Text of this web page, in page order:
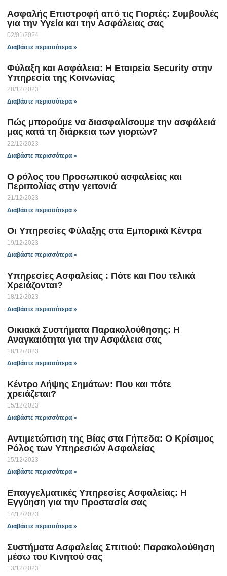
Ασφαλής Επιστροφή από τις Γιορτές: Συμβουλές
για την Υγεία και την Ασφάλειας σας
02/01/2024
Διαβάστε περισσότερα »
Φύλαξη και Ασφάλεια: Η Εταιρεία Security στην
Υπηρεσία της Κοινωνίας
28/12/2023
Διαβάστε περισσότερα »
Πώς μπορούμε να διασφαλίσουμε την ασφάλειά
μας κατά τη διάρκεια των γιορτών?
22/12/2023
Διαβάστε περισσότερα »
Ο ρόλος του Προσωπικού ασφαλείας και
Περιπολίας στην γειτονιά
21/12/2023
Διαβάστε περισσότερα »
Οι Υπηρεσίες Φύλαξης στα Εμπορικά Κέντρα
19/12/2023
Διαβάστε περισσότερα »
Yπηρεσίες Ασφαλείας : Πότε και Που τελικά
Χρειάζονται?
18/12/2023
Διαβάστε περισσότερα »
Οικιακά Συστήματα Παρακολούθησης: Η
Αναγκαιότητα για την Ασφάλεια σας
18/12/2023
Διαβάστε περισσότερα »
Κέντρο Λήψης Σημάτων: Που και πότε
χρειάζεται?
15/12/2023
Διαβάστε περισσότερα »
Αντιμετώπιση της Βίας στα Γήπεδα: O Κρίσιμος
Ρόλος των Υπηρεσιών Ασφαλείας
15/12/2023
Διαβάστε περισσότερα »
Επαγγελματικές Υπηρεσίες Ασφαλείας: Η
Εγγύηση για την Προστασία σας
14/12/2023
Διαβάστε περισσότερα »
Συστήματα Ασφαλείας Σπιτιού: Παρακολούθηση
μέσω του Κινητού σας
13/12/2023